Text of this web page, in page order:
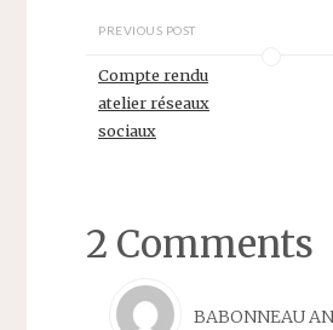
PREVIOUS POST
Compte rendu
atelier réseaux
sociaux
2 Comments
BABONNEAU